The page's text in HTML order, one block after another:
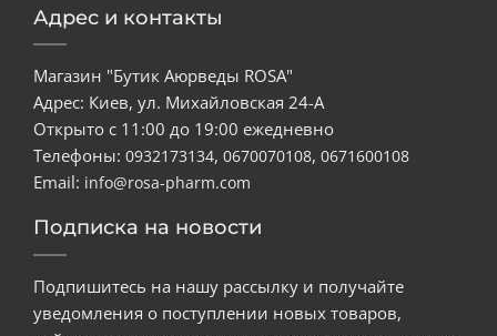
Адрес и контакты
Магазин "Бутик Аюрведы ROSA"
Адрес: Киев, ул. Михайловская 24-А
Открыто с 11:00 до 19:00 ежедневно
Телефоны: 0932173134, 0670070108, 0671600108
Email: info@rosa-pharm.com
Подписка на новости
Подпишитесь на нашу рассылку и получайте
уведомления о поступлении новых товаров,